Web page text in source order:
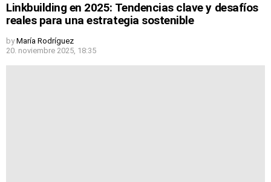
Linkbuilding en 2025: Tendencias clave y desafíos
reales para una estrategia sostenible
by María Rodríguez
20. noviembre 2025, 18:35